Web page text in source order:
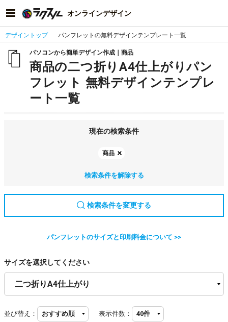
オンラインデザイン
デザイントップ パンフレットの無料デザインテンプレート一覧
パソコンから簡単デザイン作成｜商品
商品の二つ折りA4仕上がりパン
フレット 無料デザインテンプレ
ート一覧
現在の検索条件
商品
検索条件を解除する
検索条件を変更する
パンフレットのサイズと印刷料金について >>
サイズを選択してください
並び替え： 表示件数：